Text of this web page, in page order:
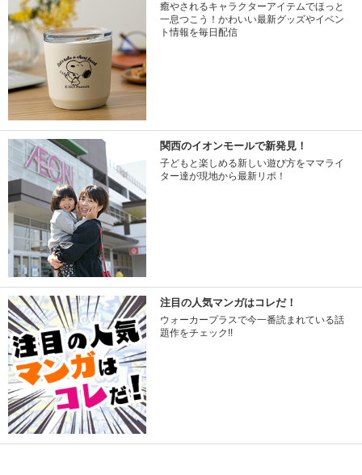
癒やされるキャラクターアイテムでほっと
一息つこう！かわいい最新グッズやイベン
ト情報を毎日配信
関西のイオンモールで新発見！
子どもと楽しめる新しい遊び方をママライ
ター達が現地から最新リポ！
注目の人気マンガはコレだ！
ウォーカープラスで今一番読まれている話
題作をチェック!!